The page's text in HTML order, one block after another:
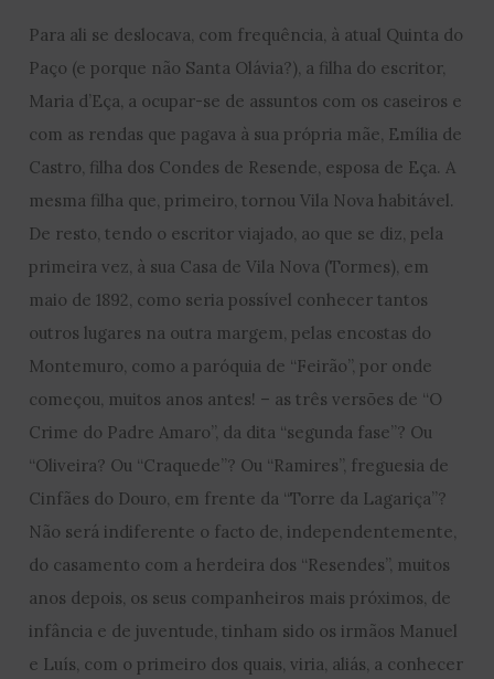
Para ali se deslocava, com frequência, à atual Quinta do
Paço (e porque não Santa Olávia?), a filha do escritor,
Maria d’Eça, a ocupar-se de assuntos com os caseiros e
com as rendas que pagava à sua própria mãe, Emília de
Castro, filha dos Condes de Resende, esposa de Eça. A
mesma filha que, primeiro, tornou Vila Nova habitável.
De resto, tendo o escritor viajado, ao que se diz, pela
primeira vez, à sua Casa de Vila Nova (Tormes), em
maio de 1892, como seria possível conhecer tantos
outros lugares na outra margem, pelas encostas do
Montemuro, como a paróquia de “Feirão”, por onde
começou, muitos anos antes! – as três versões de “O
Crime do Padre Amaro”, da dita “segunda fase”? Ou
“Oliveira? Ou “Craquede”? Ou “Ramires”, freguesia de
Cinfães do Douro, em frente da “Torre da Lagariça”?
Não será indiferente o facto de, independentemente,
do casamento com a herdeira dos “Resendes”, muitos
anos depois, os seus companheiros mais próximos, de
infância e de juventude, tinham sido os irmãos Manuel
e Luís, com o primeiro dos quais, viria, aliás, a conhecer